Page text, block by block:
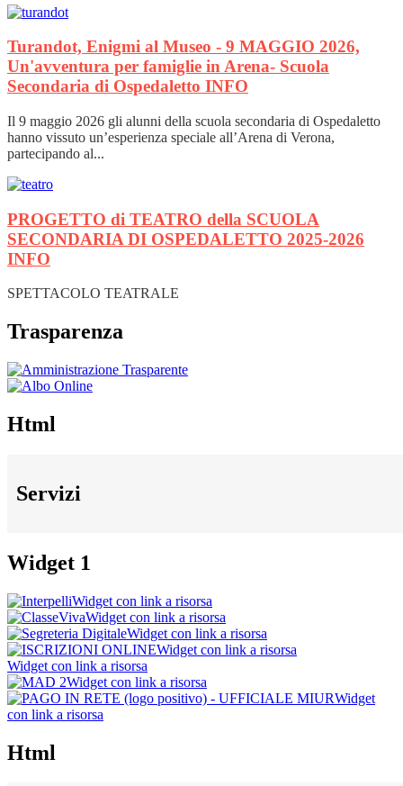
Turandot, Enigmi al Museo - 9 MAGGIO 2026,
Un'avventura per famiglie in Arena- Scuola
Secondaria di Ospedaletto INFO
Il 9 maggio 2026 gli alunni della scuola secondaria di Ospedaletto
hanno vissuto un’esperienza speciale all’Arena di Verona,
partecipando al...
PROGETTO di TEATRO della SCUOLA
SECONDARIA DI OSPEDALETTO 2025-2026
INFO
SPETTACOLO TEATRALE
Trasparenza
Html
Servizi
Widget 1
Widget con link a risorsa
Widget con link a risorsa
Widget con link a risorsa
Widget con link a risorsa
Widget con link a risorsa
Widget con link a risorsa
Widget
con link a risorsa
Html